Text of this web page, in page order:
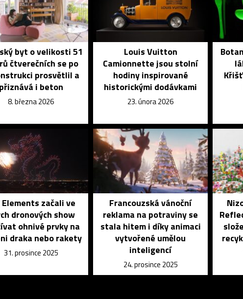
byt o velikosti 51
čtverečních se po
prosvětlil a
přiznává i beton
8. března 2026
Louis Vuitton
Camionnette jsou stolní
hodiny inspirované
historickými dodávkami
23. února 2026
Elements začali ve
dronových show
ohnivé prvky na
draka nebo rakety
31. prosince 2025
Francouzská vánoční
reklama na potraviny se
stala hitem i díky animaci
vytvořené umělou
inteligencí
24. prosince 2025